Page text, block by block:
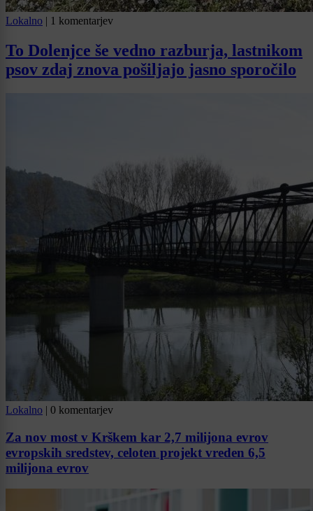
Lokalno | 1 komentarjev
To Dolenjce še vedno razburja, lastnikom
psov zdaj znova pošiljajo jasno sporočilo
Lokalno | 0 komentarjev
Za nov most v Krškem kar 2,7 milijona evrov
evropskih sredstev, celoten projekt vreden 6,5
milijona evrov